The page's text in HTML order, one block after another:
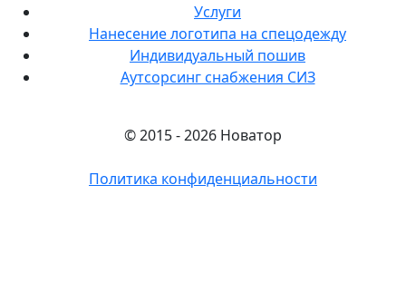
Услуги
Нанесение логотипа на спецодежду
Индивидуальный пошив
Аутсорсинг снабжения СИЗ
© 2015 - 2026 Новатор
Политика конфиденциальности